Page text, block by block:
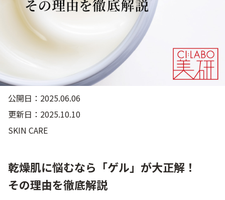
ゲル クリーム
プロダクトラインから探す
公開日：2025.06.06
更新日：2025.10.10
SKIN CARE
乾燥肌に悩むなら「ゲル」が大正解！
その理由を徹底解説